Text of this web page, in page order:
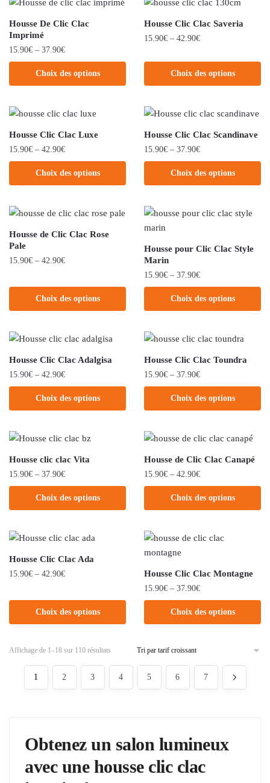
Housse De Clic Clac
Imprimé
15.90€ – 37.90€
Choix des options
Housse Clic Clac Saveria
15.90€ – 42.90€
Choix des options
Housse Clic Clac Luxe
15.90€ – 42.90€
Choix des options
Housse Clic Clac Scandinave
15.90€ – 37.90€
Choix des options
Housse de Clic Clac Rose
Pale
15.90€ – 42.90€
Choix des options
Housse pour Clic Clac Style
Marin
15.90€ – 37.90€
Choix des options
Housse Clic Clac Adalgisa
15.90€ – 42.90€
Choix des options
Housse Clic Clac Toundra
15.90€ – 37.90€
Choix des options
Housse clic clac Vita
15.90€ – 37.90€
Choix des options
Housse de Clic Clac Canapé
15.90€ – 42.90€
Choix des options
Housse Clic Clac Ada
15.90€ – 42.90€
Choix des options
Housse Clic Clac Montagne
15.90€ – 37.90€
Choix des options
Affichage de 1–18 sur 110 résultats
1 2 3 4 5 6 7
Obtenez un salon lumineux
avec une housse clic clac